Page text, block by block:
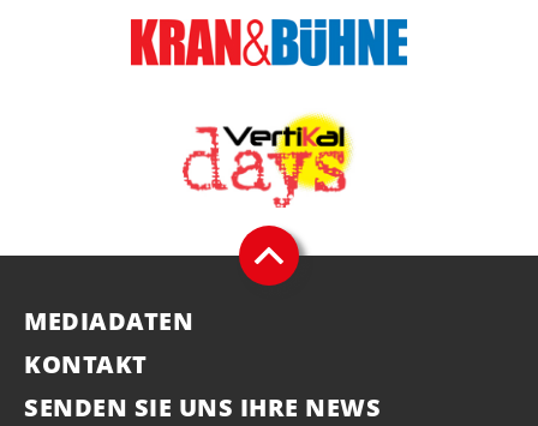
MEDIADATEN
KONTAKT
SENDEN SIE UNS IHRE NEWS